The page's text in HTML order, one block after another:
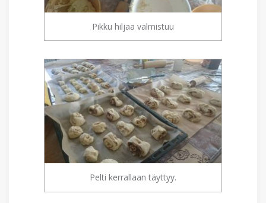
Pikku hiljaa valmistuu
Pelti kerrallaan täyttyy.